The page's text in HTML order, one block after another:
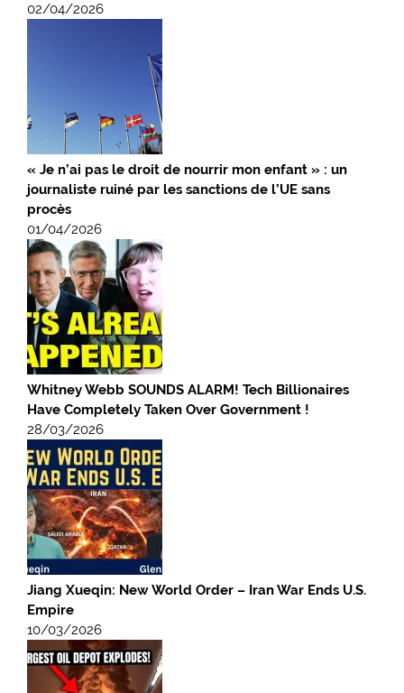
02/04/2026
« Je n’ai pas le droit de nourrir mon enfant » : un
journaliste ruiné par les sanctions de l’UE sans
procès
01/04/2026
Whitney Webb SOUNDS ALARM! Tech Billionaires
Have Completely Taken Over Government !
28/03/2026
Jiang Xueqin: New World Order – Iran War Ends U.S.
Empire
10/03/2026